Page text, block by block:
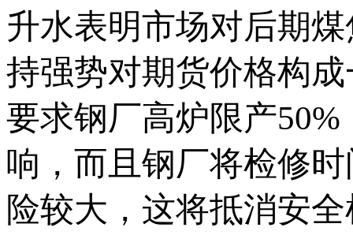
升水表明市场对后期
持强势对期货价格构
要求钢厂高炉限产
响，而且钢厂将检修
险较大，这将抵消安